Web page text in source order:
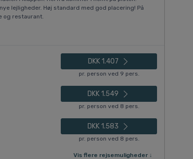
lejligheder. Høj standard med god placering! På
og restaurant.
DKK 1.407
pr. person ved 9 pers.
DKK 1.549
pr. person ved 8 pers.
DKK 1.583
pr. person ved 8 pers.
Vis flere rejsemuligheder ↓